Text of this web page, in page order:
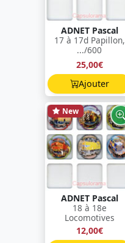
ADNET Pascal
17 à 17d Papillon,
.../600
25,00€
Ajouter
New
ADNET Pascal
18 à 18e
Locomotives
12,00€